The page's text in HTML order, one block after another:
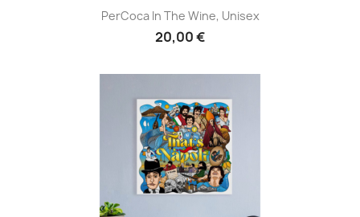
PerCoca In The Wine, Unisex
20,00 €